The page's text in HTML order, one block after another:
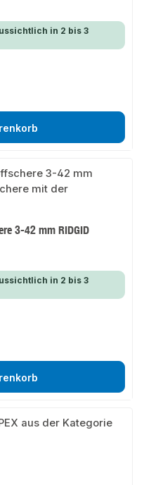
in 2 bis 3
3-42 mm RIDGID
in 2 bis 3